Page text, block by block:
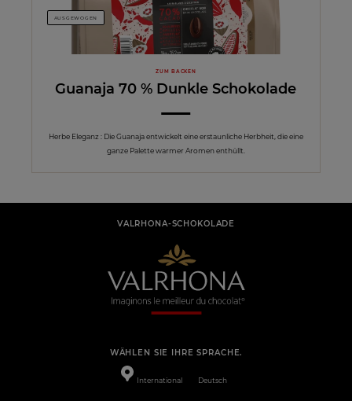
AUSGEWOGEN
ZUM BACKEN
Guanaja 70 % Dunkle Schokolade
Herbe Eleganz : Die Guanaja entwickelt eine erstaunliche Herbheit, die eine
ganze Palette warmer Aromen enthüllt.
VALRHONA-SCHOKOLADE
WÄHLEN SIE IHRE SPRACHE.
International Deutsch